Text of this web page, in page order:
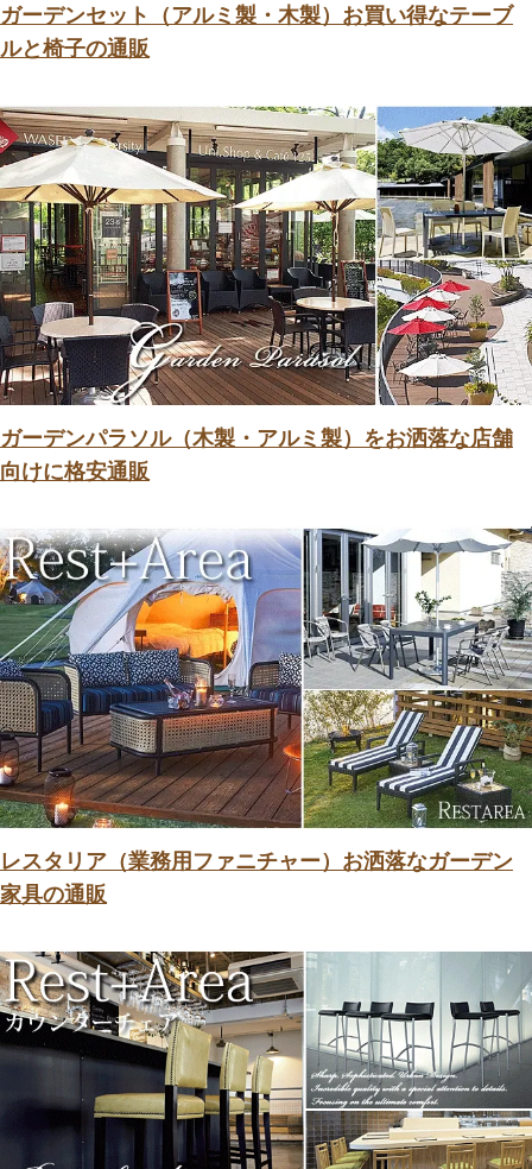
ガーデンセット（アルミ製・木製）お買い得なテーブ
ルと椅子の通販
ガーデンパラソル（木製・アルミ製）をお洒落な店舗
向けに格安通販
レスタリア（業務用ファニチャー）お洒落なガーデン
家具の通販